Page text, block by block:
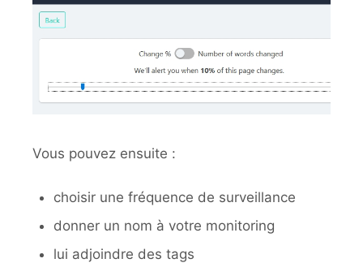
Vous pouvez ensuite :
choisir une fréquence de surveillance
donner un nom à votre monitoring
lui adjoindre des tags